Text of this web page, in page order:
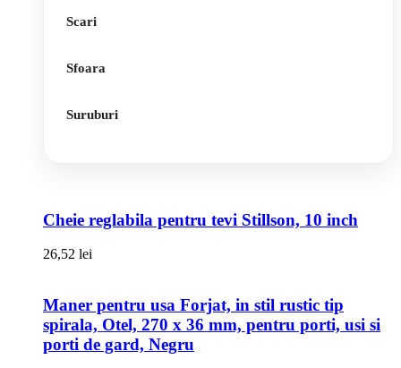
Scari
Sfoara
Suruburi
Cheie reglabila pentru tevi Stillson, 10 inch
26,52 lei
Maner pentru usa Forjat, in stil rustic tip
spirala, Otel, 270 x 36 mm, pentru porti, usi si
porti de gard, Negru